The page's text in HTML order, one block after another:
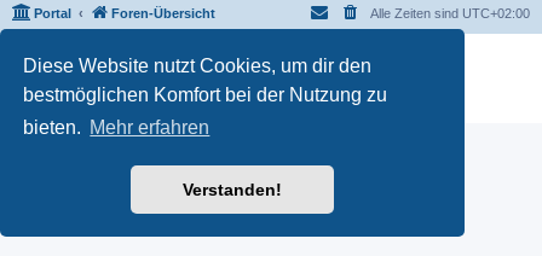
Diese Website nutzt Cookies, um dir den
bestmöglichen Komfort bei der Nutzung zu
bieten. Mehr erfahren
Verstanden!
Portal Foren-Übersicht Alle Zeiten sind UTC+02:00
Powered by phpBB
® Forum Software © phpBB Limited
Deutsche Übersetzung durch
Datenschutz|Nutzungsbedingungen